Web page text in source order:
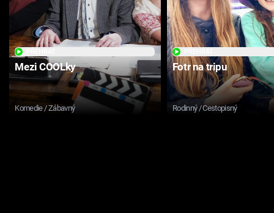
Mezi COOLky
Komedie / Zábavný
Fotr na tripu
Rodinný / Cestopisný